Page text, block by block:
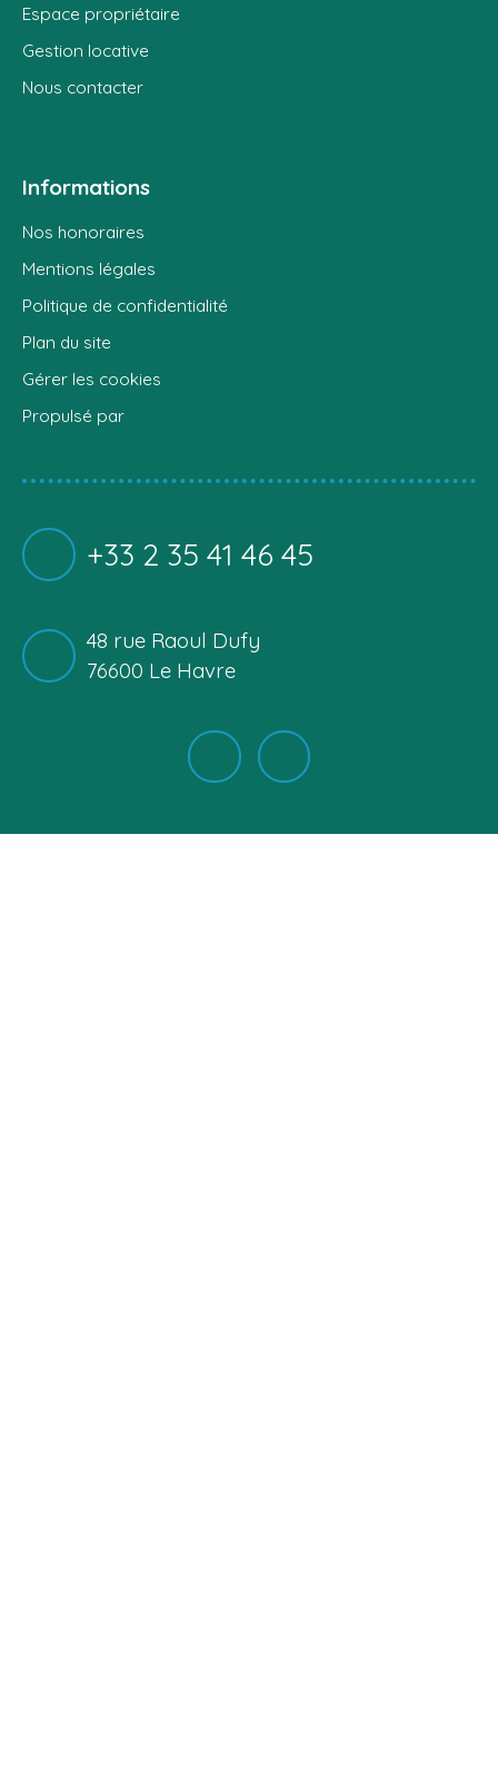
Espace propriétaire
Gestion locative
Nous contacter
Informations
Nos honoraires
Mentions légales
Politique de confidentialité
Plan du site
Gérer les cookies
Propulsé par
+33 2 35 41 46 45
48 rue Raoul Dufy
76600 Le Havre